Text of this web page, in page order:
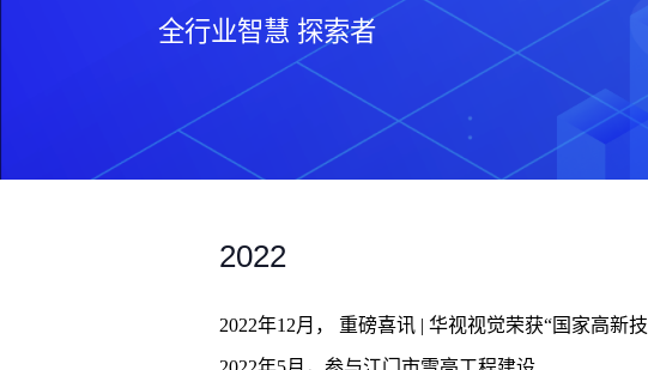
全行业智慧 探索者
2022
2022年12月， 重磅喜讯 | 华视视觉荣获“国家高新技